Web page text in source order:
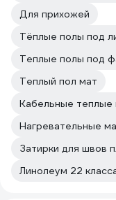
Для прихожей
Тёплые полы под
Теплые полы под
Теплый пол мат
Кабельные теплые
Нагревательные
Затирки для швов
Линолеум 22